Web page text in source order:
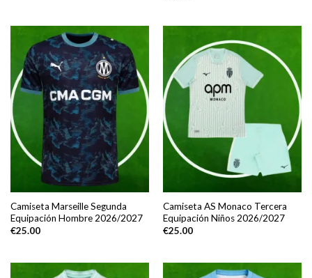
Camiseta Marseille Segunda
Equipación Hombre 2026/2027
€25.00
Camiseta AS Monaco Tercera
Equipación Niños 2026/2027
€25.00